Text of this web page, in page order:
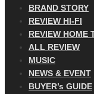
BRAND STORY
REVIEW HI-FI
REVIEW HOME
ALL REVIEW
MUSIC
NEWS & EVENT
BUYER’s GUIDE